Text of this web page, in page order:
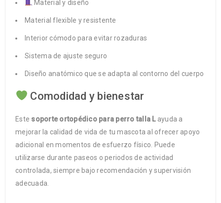
Material y diseño
Material flexible y resistente
Interior cómodo para evitar rozaduras
Sistema de ajuste seguro
Diseño anatómico que se adapta al contorno del cuerpo
Comodidad y bienestar
Este soporte ortopédico para perro talla Layuda a
mejorar la calidad de vida de tu mascota al ofrecer apoyo
adicional en momentos de esfuerzo físico. Puede
utilizarse durante paseos o periodos de actividad
controlada, siempre bajo recomendación y supervisión
adecuada.